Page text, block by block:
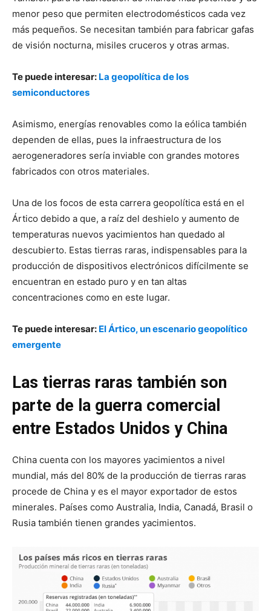
menor peso que permiten electrodomésticos cada vez
más pequeños. Se necesitan también para fabricar gafas
de visión nocturna, misiles cruceros y otras armas.
Te puede interesar: La geopolítica de los
semiconductores
Asimismo, energías renovables como la eólica también
dependen de ellas, pues la infraestructura de los
aerogeneradores sería inviable con grandes motores
fabricados con otros materiales.
Una de los focos de esta carrera geopolítica está en el
Ártico debido a que, a raíz del deshielo y aumento de
temperaturas nuevos yacimientos han quedado al
descubierto. Estas tierras raras, indispensables para la
producción de dispositivos electrónicos difícilmente se
encuentran en estado puro y en tan altas
concentraciones como en este lugar.
Te puede interesar: El Ártico, un escenario geopolítico
emergente
Las tierras raras también son
parte de la guerra comercial
entre Estados Unidos y China
China cuenta con los mayores yacimientos a nivel
mundial, más del 80% de la producción de tierras raras
procede de China y es el mayor exportador de estos
minerales. Países como Australia, India, Canadá, Brasil o
Rusia también tienen grandes yacimientos.